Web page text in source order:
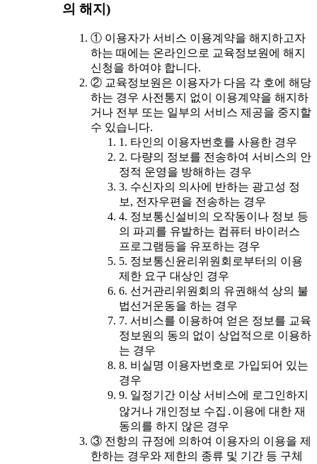
의 해지)
① 이용자가 서비스 이용계약을 해지하고자
하는 때에는 온라인으로 교육정보원에 해지
신청을 하여야 합니다.
② 교육정보원은 이용자가 다음 각 호에 해당
하는 경우 사전통지 없이 이용계약을 해지하
거나 전부 또는 일부의 서비스 제공을 중지할
수 있습니다.
1. 타인의 이용자번호를 사용한 경우
2. 다량의 정보를 전송하여 서비스의 안
정적 운영을 방해하는 경우
3. 수신자의 의사에 반하는 광고성 정
보, 전자우편을 전송하는 경우
4. 정보통신설비의 오작동이나 정보 등
의 파괴를 유발하는 컴퓨터 바이러스
프로그램등을 유포하는 경우
5. 정보통신윤리위원회로부터의 이용
제한 요구 대상인 경우
6. 선거관리위원회의 유권해석 상의 불
법선거운동을 하는 경우
7. 서비스를 이용하여 얻은 정보를 교육
정보원의 동의 없이 상업적으로 이용하
는 경우
8. 비실명 이용자번호로 가입되어 있는
경우
9. 일정기간 이상 서비스에 로그인하지
않거나 개인정보 수집․이용에 대한 재
동의를 하지 않은 경우
③ 전항의 규정에 의하여 이용자의 이용을 제
한하는 경우와 제한의 종류 및 기간 등 구체